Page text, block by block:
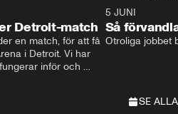
Detroit-match
en match, för att få
i Detroit. Vi har
inför och
5 JUNI
Så
Otroliga jobbet
SE ALLA